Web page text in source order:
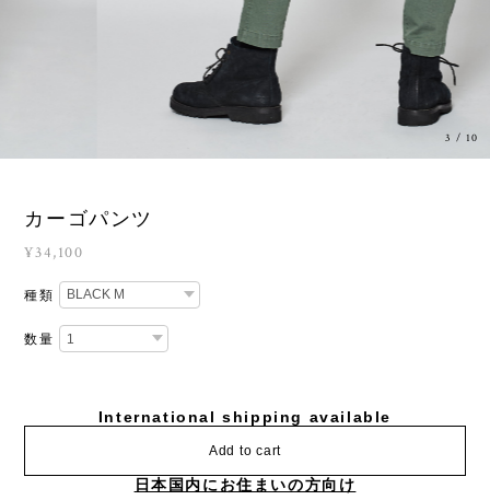
3 / 10
カーゴパンツ
¥34,100
種類
数量
International shipping available
Add to cart
日本国内にお住まいの方向け